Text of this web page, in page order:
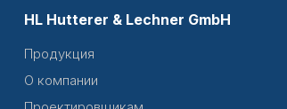
HL Hutterer & Lechner GmbH
Продукция
О компании